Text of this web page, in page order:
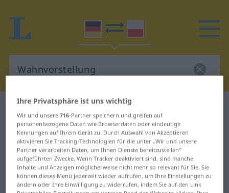
Deutsch-Polnisch Wörterbuch
Deutsch-Polnisch Übersetzung für
"Wahnvorstellung"
"Wahnvorstellung" Polnisch
Übersetzung
Ihre Privatsphäre ist uns wichtig
Wir und unsere716-Partner speichern und greifen auf
personenbezogene Daten wie Browserdaten oder eindeutige
Kennungen auf Ihrem Gerät zu. Durch Auswahl von Akzeptieren
aktivieren Sie Tracking-Technologien für die unter „Wir und unsere
Partner verarbeiten Daten, um Ihnen Dienste bereitzustellen“
aufgeführten Zwecke. Wenn Tracker deaktiviert sind, sind manche
Inhalte und Anzeigen möglicherweise nicht mehr so relevant für Sie. Sie
können dieses Menü jederzeit wieder aufrufen, um Ihre Einstellungen zu
ändern oder Ihre Einwilligung zu widerrufen, indem Sie auf den Link